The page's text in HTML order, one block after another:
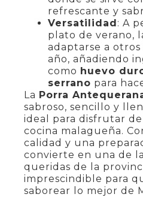
refrescante y
Versatilidad: A
plato de verano,
adaptarse a otros
año, añadiendo
como huevo
serrano para
La Porra
sabroso, sencillo y
ideal para disfrutar
cocina malagueña.
calidad y una
convierte en una de
queridas de la
imprescindible para
saborear lo mejor de